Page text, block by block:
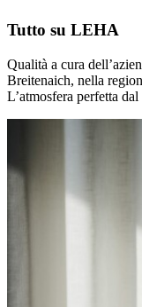
Tutto su LEHA
Qualità a cura
Breitenaich, nella
L’atmosfera perfetta dal